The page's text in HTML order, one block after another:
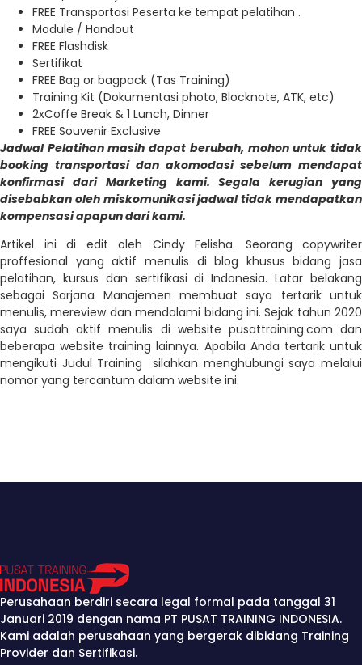
FREE Transportasi Peserta ke tempat pelatihan .
Module / Handout
FREE Flashdisk
Sertifikat
FREE Bag or bagpack (Tas Training)
Training Kit (Dokumentasi photo, Blocknote, ATK, etc)
2xCoffe Break & 1 Lunch, Dinner
FREE Souvenir Exclusive
Jadwal Pelatihan masih dapat berubah, mohon untuk tidak
booking transportasi dan akomodasi sebelum mendapat
konfirmasi dari Marketing kami. Segala kerugian yang
disebabkan oleh miskomunikasi jadwal tidak mendapatkan
kompensasi apapun dari kami.
Artikel ini di edit oleh Cindy Felisha. Seorang copywriter
proffesional yang aktif menulis di blog khusus bidang jasa
pelatihan, kursus dan sertifikasi di Indonesia. Latar belakang
sebagai Sarjana Manajemen membuat saya tertarik untuk
menulis, mereview dan mendalami bidang ini. Sejak tahun 2020
saya sudah aktif menulis di website pusattraining.com dan
beberapa website training lainnya. Apabila Anda tertarik untuk
mengikuti Judul Training silahkan menghubungi saya melalui
nomor yang tercantum dalam website ini.
Perusahaan berdiri secara legal formal pada tanggal 31
Januari 2019 dengan nama PT PUSAT TRAINING INDONESIA.
Kami adalah perusahaan yang bergerak dibidang Training
Provider dan Sertifikasi.